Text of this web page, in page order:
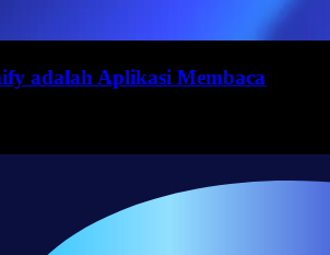
adalah Aplikasi Membaca